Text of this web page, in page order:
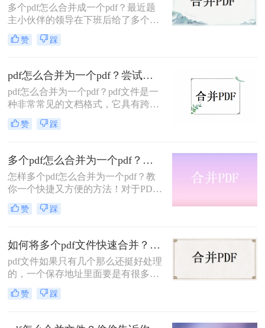
多个pdf怎么合并成一个pdf？最近题
主小伙伴的领导在下班后给了多个
PDF文件要求需要合并在一起抓紧回
复，这我的小伙伴可堵的不行，但是
小伙伴就和我分享了二个后来他查询
的PDF合并方法，下面我们就来了解
一下吧。
赞 踩
pdf怎么合并为一个pdf？尝试一下这两种简单方法！
pdf怎么合并为一个pdf？pdf文件是一
种非常常见的文档格式，它具有跨平
台、易于阅读和打印等优点，因此在
生活和工作中得到了广泛的应用。当
件时，我们可以采用以下二种方法。
赞 踩
多个pdf怎么合并为一个pdf？五种方法可以实现！
怎样多个pdf怎么合并为一个pdf？教
你一个快捷又方便的方法！对于PDF
文件，大家都很熟悉吗？也许有一些
小伙伴已经知道怎么编辑PDF了，但
果多掌握一些PDF的技巧，对我们的
工作更有好处。因此，如果您有多个
PDF文档，并且希望PDF合并一起，
您将如何处理？
赞 踩
如何将多个pdf文件快速合并？教你三招轻松摆平！
pdf文件如果只有几个那么还挺好处理
的，一个保存地址里面要是有很多的
pdf文件处理起来就会比较的麻烦，想
找需要的pdf文件都会很不方便，我们
多个pdf文件只要合并到一块就行了，
赞 踩